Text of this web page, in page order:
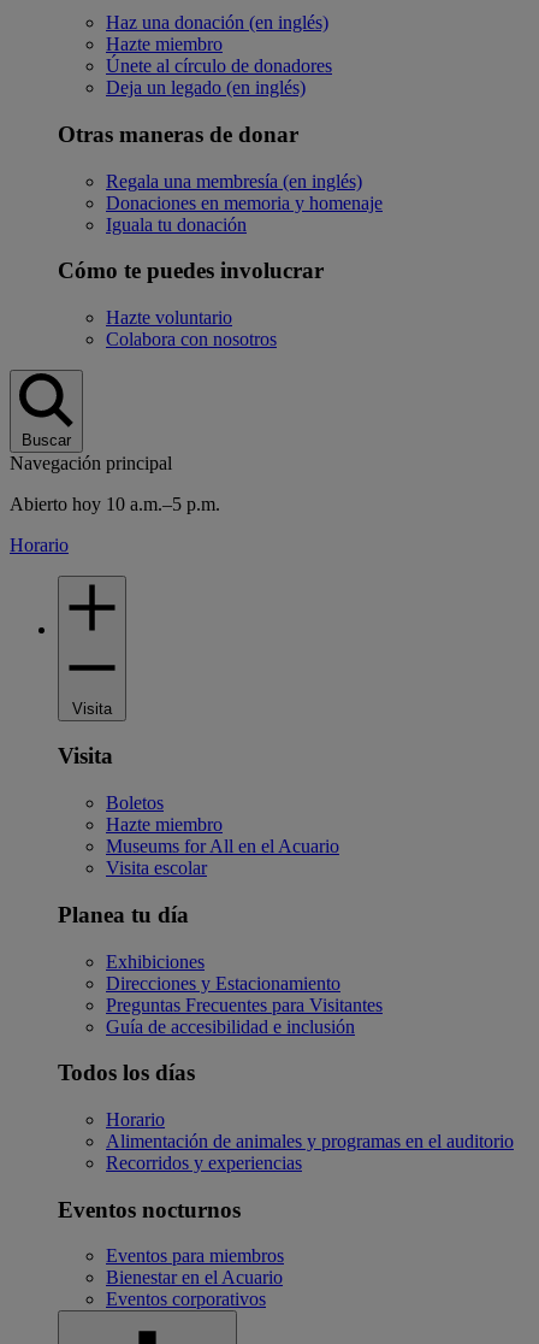
Haz una donación (en inglés)
Hazte miembro
Únete al círculo de donadores
Deja un legado (en inglés)
Otras maneras de donar
Regala una membresía (en inglés)
Donaciones en memoria y homenaje
Iguala tu donación
Cómo te puedes involucrar
Hazte voluntario
Colabora con nosotros
Buscar
Navegación principal
Abierto hoy 10 a.m.–5 p.m.
Horario
Visita
Visita
Boletos
Hazte miembro
Museums for All en el Acuario
Visita escolar
Planea tu día
Exhibiciones
Direcciones y Estacionamiento
Preguntas Frecuentes para Visitantes
Guía de accesibilidad e inclusión
Todos los días
Horario
Alimentación de animales y programas en el auditorio
Recorridos y experiencias
Eventos nocturnos
Eventos para miembros
Bienestar en el Acuario
Eventos corporativos